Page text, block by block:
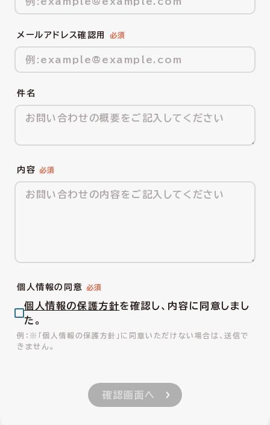
メールアドレス確認用
件名
内容
個人情報の同意
個人情報の保護方針を確認し、内容に同意しまし
た。
※「個人情報の保護方針」に同意いただけない場合は、送信で
きません。